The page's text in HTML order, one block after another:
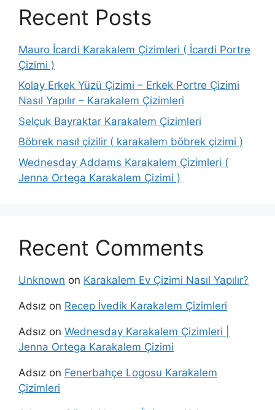
Recent Posts
Mauro İcardi Karakalem Çizimleri ( İcardi Portre
Çizimi )
Kolay Erkek Yüzü Çizimi – Erkek Portre Çizimi
Nasıl Yapılır – Karakalem Çizimleri
Selçuk Bayraktar Karakalem Çizimleri
Böbrek nasıl çizilir ( karakalem böbrek çizimi )
Wednesday Addams Karakalem Çizimleri (
Jenna Ortega Karakalem Çizimi )
Recent Comments
Unknown on Karakalem Ev Çizimi Nasıl Yapılır?
Adsız on Recep İvedik Karakalem Çizimleri
Adsız on Wednesday Karakalem Çizimleri |
Jenna Ortega Karakalem Çizimi
Adsız on Fenerbahçe Logosu Karakalem
Çizimleri